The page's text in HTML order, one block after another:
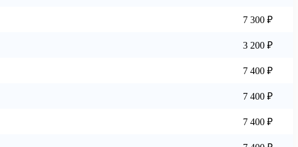
7 300 ₽
3 200 ₽
7 400 ₽
7 400 ₽
7 400 ₽